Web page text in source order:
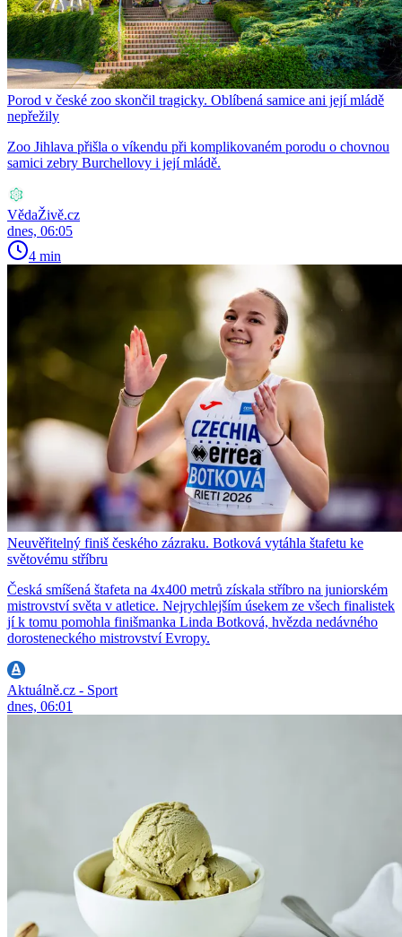
Porod v české zoo skončil tragicky. Oblíbená samice ani její mládě
nepřežily
Zoo Jihlava přišla o víkendu při komplikovaném porodu o chovnou
samici zebry Burchellovy i její mládě.
VědaŽivě.cz
dnes, 06:05
4 min
Neuvěřitelný finiš českého zázraku. Botková vytáhla štafetu ke
světovému stříbru
Česká smíšená štafeta na 4x400 metrů získala stříbro na juniorském
mistrovství světa v atletice. Nejrychlejším úsekem ze všech finalistek
jí k tomu pomohla finišmanka Linda Botková, hvězda nedávného
dorosteneckého mistrovství Evropy.
Aktuálně.cz - Sport
dnes, 06:01